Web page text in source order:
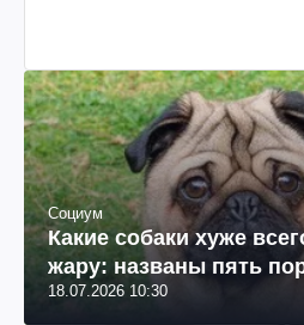
Социум
Какие собаки хуже
жару: названы пять
18.07.2026 10:30